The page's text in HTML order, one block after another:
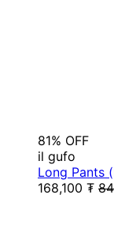
81% OFF
il gufo
Long Pants
168,100 ₮